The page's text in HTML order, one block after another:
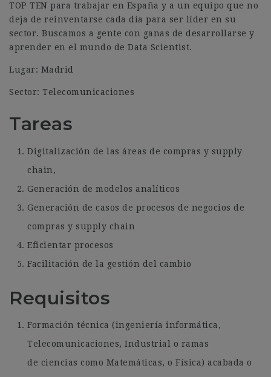
TOP TEN para trabajar en España y a un equipo que no
deja de reinventarse cada día para ser líder en su
sector. Buscamos a gente con ganas de desarrollarse y
aprender en el mundo de Data Scientist.
Lugar: Madrid
Sector: Telecomunicaciones
Tareas
Digitalización de las áreas de compras y supply
chain,
Generación de modelos analíticos
Generación de casos de procesos de negocios de
compras y supply chain
Eficientar procesos
Facilitación de la gestión del cambio
Requisitos
Formación técnica (ingeniería informática,
Telecomunicaciones, Industrial o ramas
de ciencias como Matemáticas, o Física) acabada o